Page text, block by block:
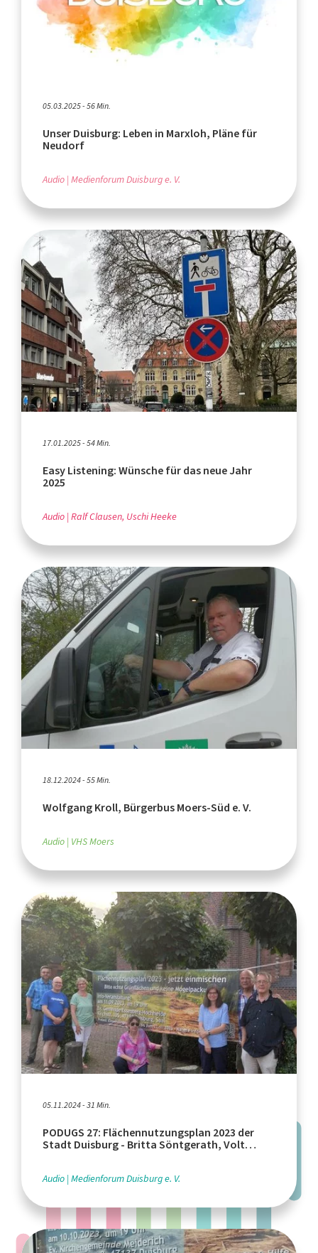
05.03.2025 - 56 Min.
Unser Duisburg: Leben in Marxloh, Pläne für
Neudorf
Audio Medienforum Duisburg e. V.
17.01.2025 - 54 Min.
Easy Listening: Wünsche für das neue Jahr
2025
Audio Ralf Clausen, Uschi Heeke
18.12.2024 - 55 Min.
Wolfgang Kroll, Bürgerbus Moers-Süd e. V.
Audio VHS Moers
05.11.2024 - 31 Min.
PODUGS 27: Flächennutzungsplan 2023 der
Stadt Duisburg - Britta Söntgerath, Volt
Audio Medienforum Duisburg e. V.